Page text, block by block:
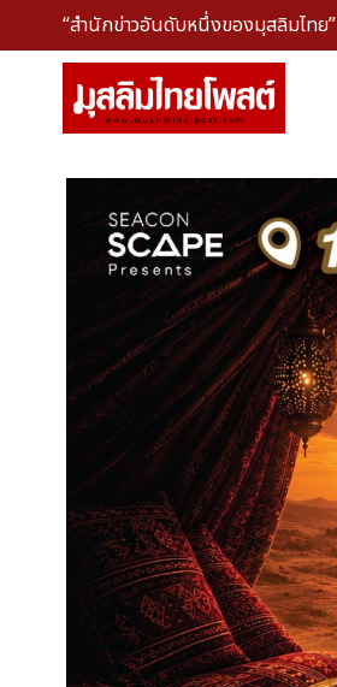
“สำนักข่าวอันดับหนึ่งของมุสลิมไทย”